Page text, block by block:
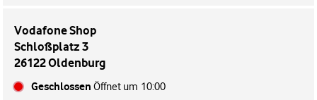
Vodafone Shop
Schloßplatz 3
26122 Oldenburg
Geschlossen Öffnet um 10:00